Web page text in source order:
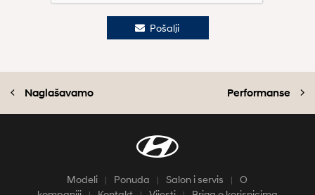
Pošalji
Naglašavamo Performanse
Modeli Ponuda Salon i servis
O